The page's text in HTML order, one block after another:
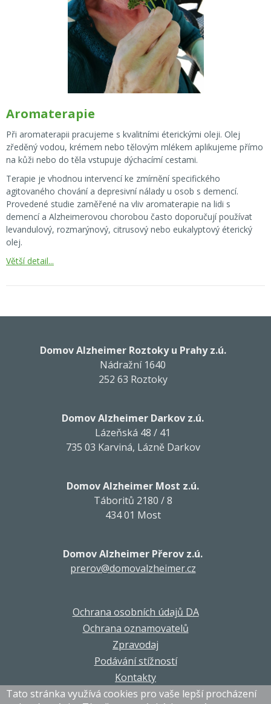
Aromaterapie
Při aromaterapii pracujeme s kvalitními éterickými oleji. Olej
zředěný vodou, krémem nebo tělovým mlékem aplikujeme přímo
na kůži nebo do těla vstupuje dýchacímí cestami.
Terapie je vhodnou intervencí ke zmírnění specifického
agitovaného chování a depresivní nálady u osob s demencí.
Provedené studie zaměřené na vliv aromaterapie na lidi s
demencí a Alzheimerovou chorobou často doporučují používat
levandulový, rozmarýnový, citrusový nebo eukalyptový éterický
olej.
Větší detail...
Domov Alzheimer Roztoky u Prahy z.ú.
Nádražní 1640
252 63 Roztoky
Domov Alzheimer Darkov z.ú.
Lázeňská 48 / 41
735 03 Karviná, Lázně Darkov
Domov Alzheimer Most z.ú.
Táboritů 2180 / 8
434 01 Most
Domov Alzheimer Přerov z.ú.
prerov@domovalzheimer.cz
Ochrana osobních údajů DA
Ochrana oznamovatelů
Zpravodaj
Podávání stížností
Kontakty
Tato stránka využívá cookies pro vaše lepší procházení